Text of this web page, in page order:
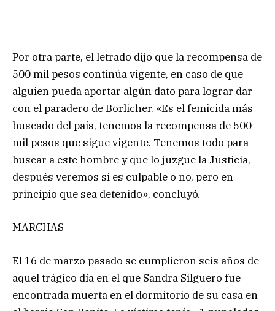
Por otra parte, el letrado dijo que la recompensa de
500 mil pesos continúa vigente, en caso de que
alguien pueda aportar algún dato para lograr dar
con el paradero de Borlicher. «Es el femicida más
buscado del país, tenemos la recompensa de 500
mil pesos que sigue vigente. Tenemos todo para
buscar a este hombre y que lo juzgue la Justicia,
después veremos si es culpable o no, pero en
principio que sea detenido», concluyó.
MARCHAS
El 16 de marzo pasado se cumplieron seis años de
aquel trágico día en el que Sandra Silguero fue
encontrada muerta en el dormitorio de su casa en